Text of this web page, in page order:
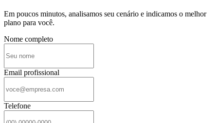
Em poucos minutos, analisamos seu cenário e indicamos o melhor
plano para você.
Nome completo
Email profissional
Telefone